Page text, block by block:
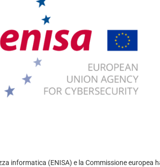
informatica (ENISA) e la Commissione europea